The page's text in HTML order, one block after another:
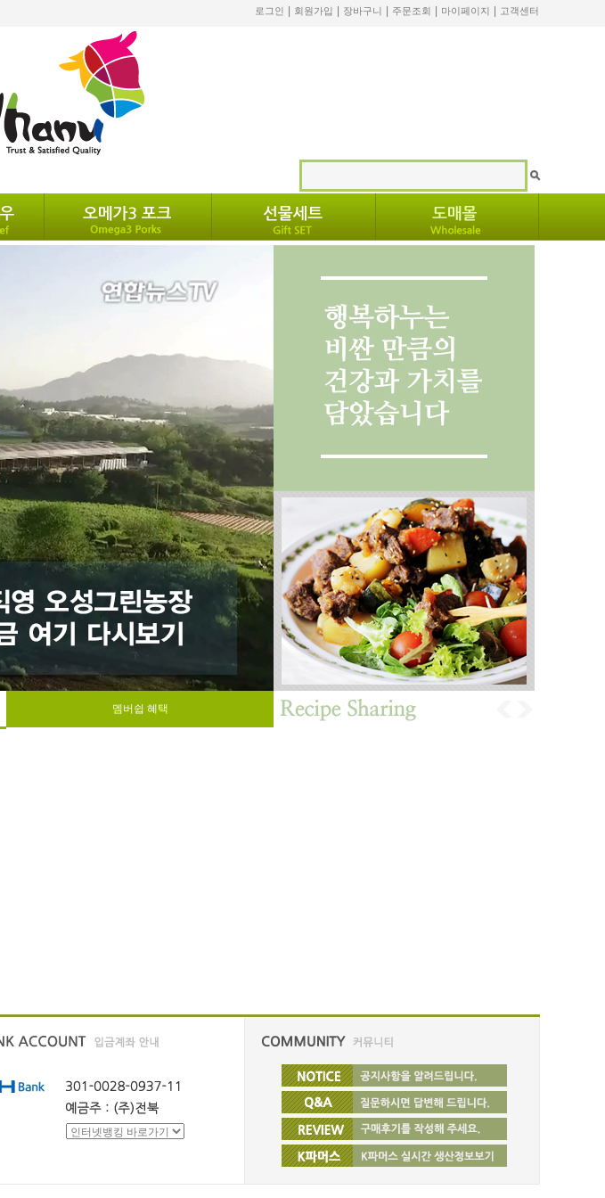
로그인 회원가입 장바구니 주문조회 마이페이지 고객센터
멤버쉽 혜택